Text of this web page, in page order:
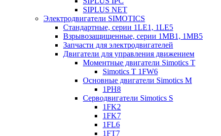
SIPLUS NET
Электродвигатели SIMOTICS
Стандартные, серии 1LE1, 1LE5
Взрывозащищенные, серии 1MB1, 1MB5
Запчасти для электродвигателей
Двигатели для управления движением
Моментные двигатели Simotics T
Simotics T 1FW6
Основные двигатели Simotics M
1PH8
Серводвигатели Simotics S
1FK2
1FK7
1FL6
1FT7